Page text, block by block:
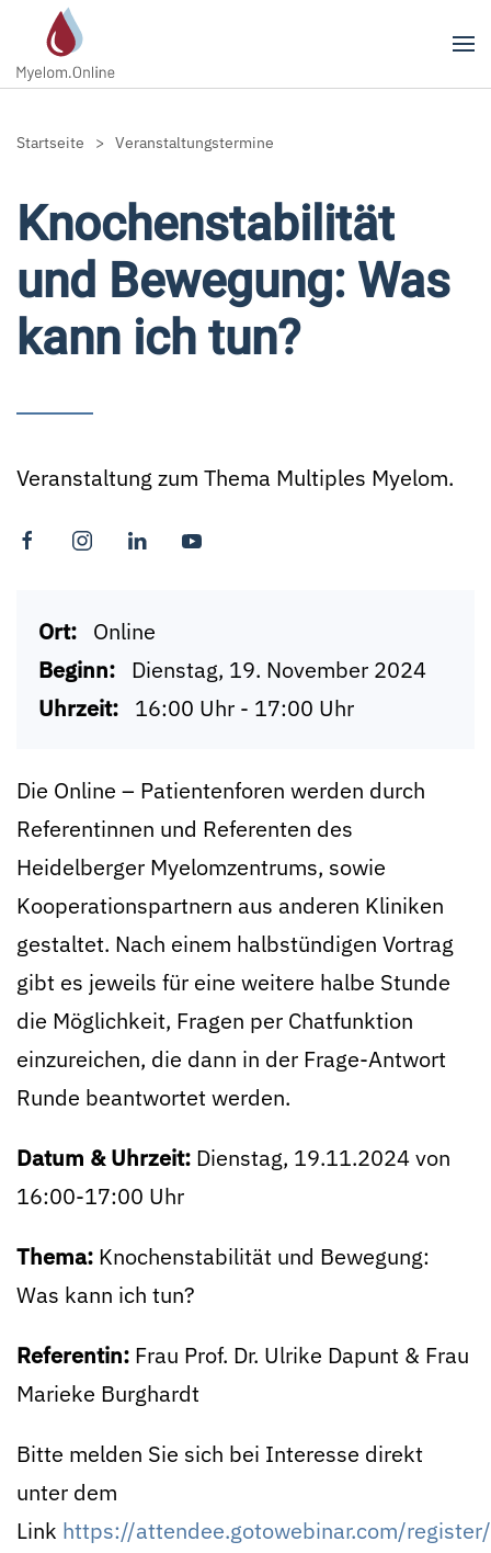
Zum Hauptinhalt springen
Startseite Veranstaltungstermine
Knochenstabilität
und Bewegung: Was
kann ich tun?
Veranstaltung zum Thema Multiples Myelom.
Ort: Online
Beginn: Dienstag, 19. November 2024
Uhrzeit: 16:00 Uhr - 17:00 Uhr
Die Online – Patientenforen werden durch
Referentinnen und Referenten des
Heidelberger Myelomzentrums, sowie
Kooperationspartnern aus anderen Kliniken
gestaltet. Nach einem halbstündigen Vortrag
gibt es jeweils für eine weitere halbe Stunde
die Möglichkeit, Fragen per Chatfunktion
einzureichen, die dann in der Frage-Antwort
Runde beantwortet werden.
Datum & Uhrzeit: Dienstag, 19.11.2024 von
16:00-17:00 Uhr
Thema: Knochenstabilität und Bewegung:
Was kann ich tun?
Referentin: Frau Prof. Dr. Ulrike Dapunt & Frau
Marieke Burghardt
Bitte melden Sie sich bei Interesse direkt
unter dem
Link https://attendee.gotowebinar.com/